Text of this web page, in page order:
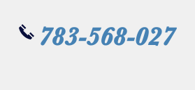
783-568-027